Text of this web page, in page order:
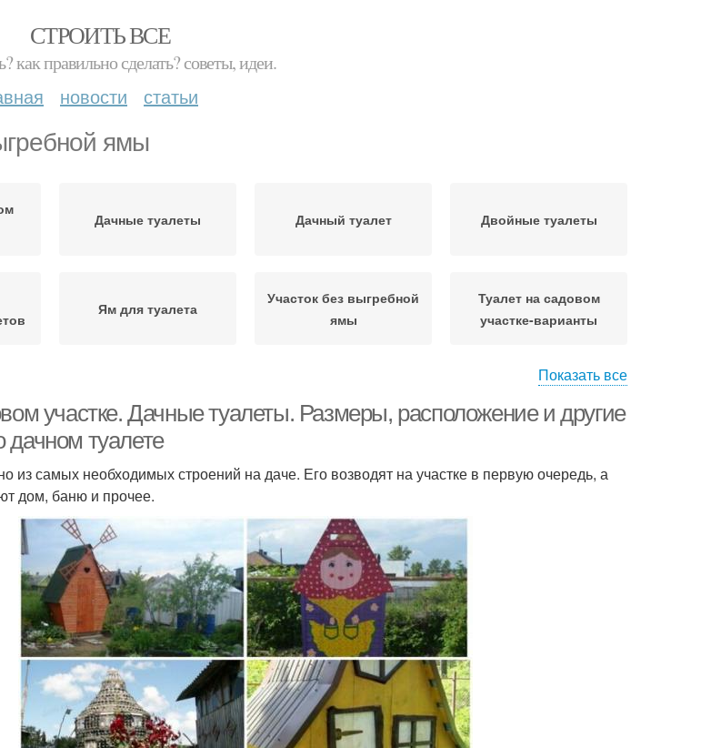
СТРОИТЬ ВСЕ
как правильно сделать? советы, идеи.
новости статьи
ямы
Дачные туалеты Дачный туалет Двойные туалеты
Ям для туалета
Участок без выгребной
ямы
Туалет на садовом
участке-варианты
Показать все
участке. Дачные туалеты. Размеры, расположение и другие
туалете
из самых необходимых строений на даче. Его возводят на участке в первую очередь, а
дом, баню и прочее.